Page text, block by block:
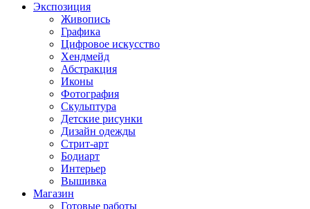
Экспозиция
Живопись
Графика
Цифровое искусство
Хендмейд
Абстракция
Иконы
Фотография
Скульптура
Детские рисунки
Дизайн одежды
Стрит-арт
Бодиарт
Интерьер
Вышивка
Магазин
Готовые работы